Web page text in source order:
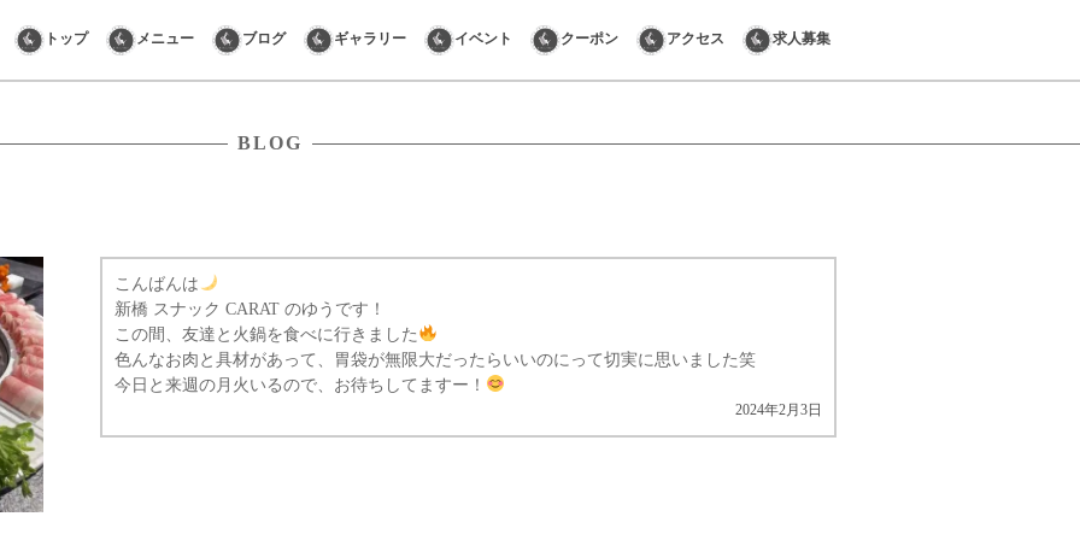
Skip
to
トップ メニュー ブログ ギャラリー イベント クーポン アクセス 求人募集
BLOG
こんばんは
新橋 スナック CARAT のゆうです！
この間、友達と火鍋を食べに行きました
色んなお肉と具材があって、胃袋が無限大だったらいいのにって切実に思いました笑
今日と来週の月火いるので、お待ちしてますー！
2024年2月3日